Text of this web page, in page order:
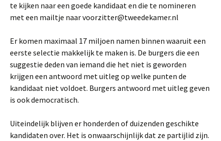
te kijken naar een goede kandidaat en die te nomineren
met een mailtje naar voorzitter@tweedekamer.nl
Er komen maximaal 17 miljoen namen binnen waaruit een
eerste selectie makkelijk te maken is. De burgers die een
suggestie deden van iemand die het niet is geworden
krijgen een antwoord met uitleg op welke punten de
kandidaat niet voldoet. Burgers antwoord met uitleg geven
is ook democratisch.
Uiteindelijk blijven er honderden of duizenden geschikte
kandidaten over. Het is onwaarschijnlijk dat ze partijlid zijn.